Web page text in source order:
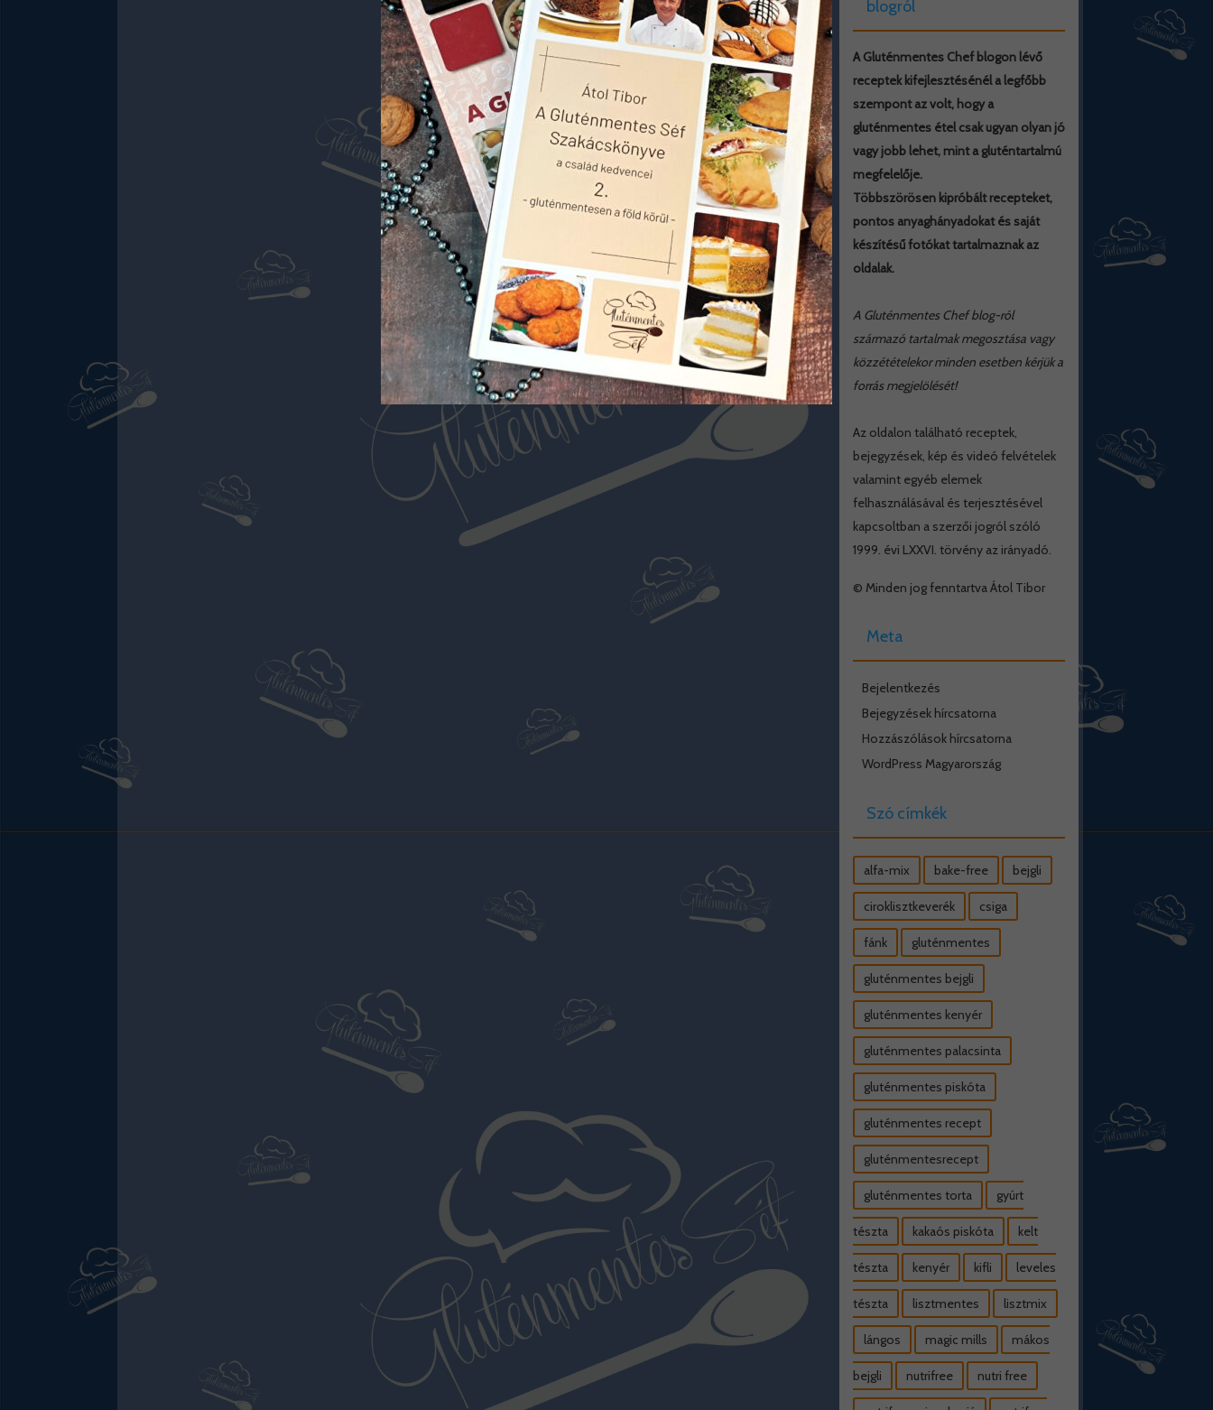
blogról
A Gluténmentes Chef blogon lévő
receptek kifejlesztésénél a legfőbb
szempont az volt, hogy a
gluténmentes étel csak ugyan olyan jó
vagy jobb lehet, mint a gluténtartalmú
megfelelője.
Többszörösen kipróbált recepteket,
pontos anyaghányadokat és saját
készítésű fotókat tartalmaznak az
oldalak.
A Gluténmentes Chef blog-ról
származó tartalmak megosztása vagy
közzétételekor minden esetben kérjük a
forrás megjelölését!
Az oldalon található receptek,
bejegyzések, kép és videó felvételek
valamint egyéb elemek
felhasználásával és terjesztésével
kapcsoltban a szerzői jogról szóló
1999. évi LXXVI. törvény az irányadó.
© Minden jog fenntartva Átol Tibor
Meta
Bejelentkezés
Bejegyzések hírcsatorna
Hozzászólások hírcsatorna
WordPress Magyarország
Szó címkék
alfa-mix bake-free bejgli
ciroklisztkeverék csiga
fánk gluténmentes
gluténmentes bejgli
gluténmentes kenyér
gluténmentes palacsinta
gluténmentes piskóta
gluténmentes recept
gluténmentesrecept
gluténmentes torta gyúrt
tészta kakaós piskóta kelt
tészta kenyér kifli leveles
tészta lisztmentes lisztmix
lángos magic mills mákos
bejgli nutrifree nutri free